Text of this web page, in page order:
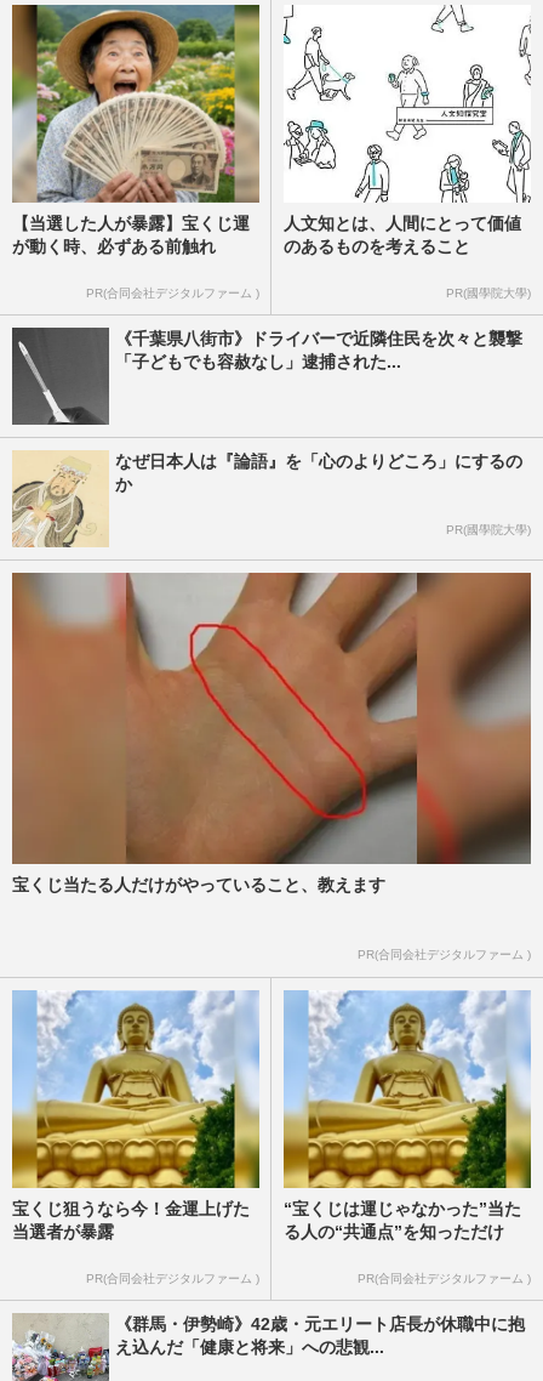
【当選した人が暴露】宝くじ運
が動く時、必ずある前触れ
PR(合同会社デジタルファーム )
人文知とは、人間にとって価値
のあるものを考えること
PR(國學院大學)
《千葉県八街市》ドライバーで近隣住民を次々と襲撃
「子どもでも容赦なし」逮捕された...
なぜ日本人は『論語』を「心のよりどころ」にするの
か
PR(國學院大學)
宝くじ当たる人だけがやっていること、教えます
PR(合同会社デジタルファーム )
宝くじ狙うなら今！金運上げた
当選者が暴露
PR(合同会社デジタルファーム )
“宝くじは運じゃなかった”当た
る人の“共通点”を知っただけ
PR(合同会社デジタルファーム )
《群馬・伊勢崎》42歳・元エリート店長が休職中に抱
え込んだ「健康と将来」への悲観...